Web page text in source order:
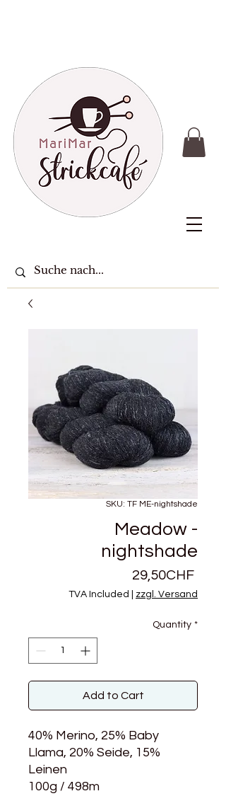
SKU: TF ME-nightshade
Meadow -
nightshade
29,50CHFPrice
TVA Included zzgl. Versand
Quantity *
Add to Cart
40% Merino, 25% Baby
Llama, 20% Seide, 15%
Leinen
100g / 498m